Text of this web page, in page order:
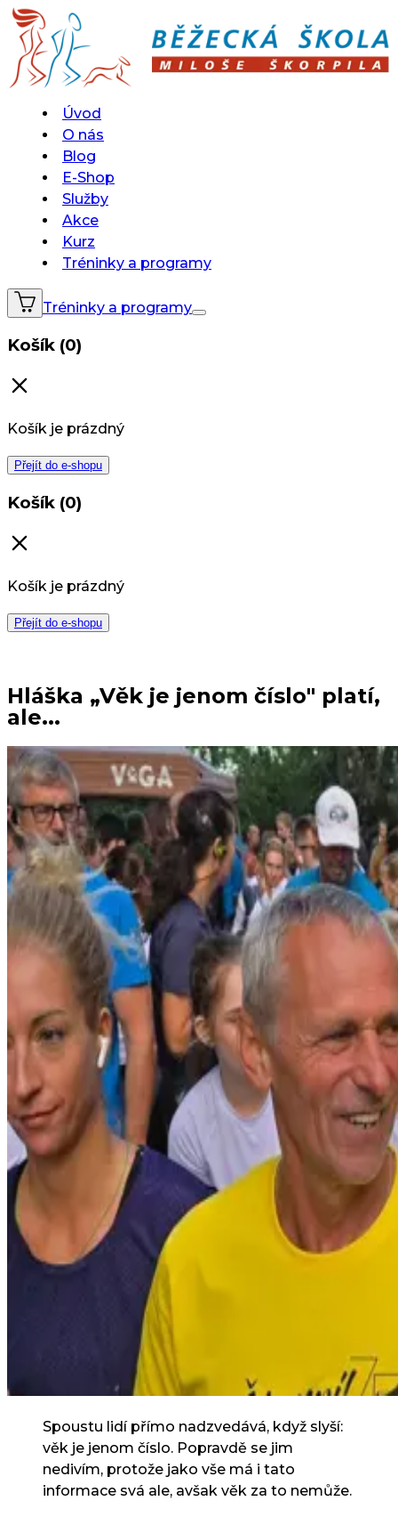
Úvod
O nás
Blog
E-Shop
Služby
Akce
Kurz
Tréninky a programy
Tréninky a programy
Košík (0)
Košík je prázdný
Přejít do e-shopu
Košík (0)
Košík je prázdný
Přejít do e-shopu
Hláška „Věk je jenom číslo" platí,
ale...
Spoustu lidí přímo nadzvedává, když slyší:
věk je jenom číslo. Popravdě se jim
nedivím, protože jako vše má i tato
informace svá ale, avšak věk za to nemůže.